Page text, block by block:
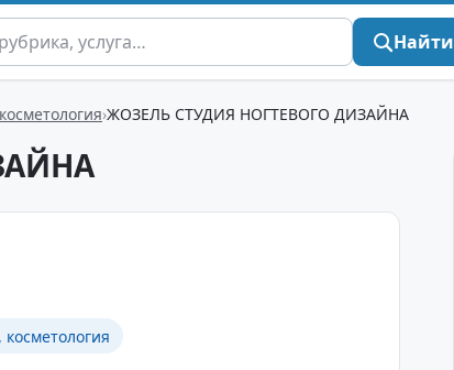
Найти
ЖОЗЕЛЬ СТУДИЯ НОГТЕВОГО ДИЗАЙНА